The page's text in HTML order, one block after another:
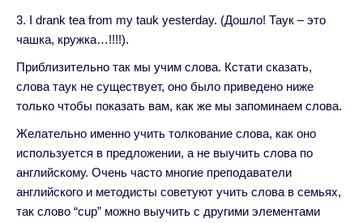
3. I drank tea from my tauk yesterday. (Дошло! Таук – это
чашка, кружка…!!!!).
Приблизительно так мы учим слова. Кстати сказать,
слова таук не существует, оно было приведено ниже
только чтобы показать вам, как же мы запоминаем слова.
Желательно именно учить толкование слова, как оно
используется в предложении, а не выучить слова по
английскому. Очень часто многие преподаватели
английского и методисты советуют учить слова в семьях,
так слово “cup” можно выучить с другими элементами